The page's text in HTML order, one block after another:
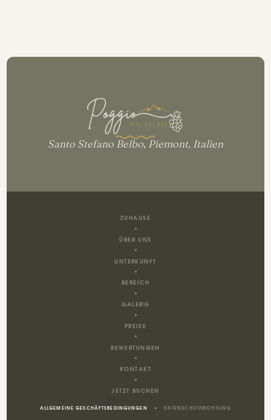
Santo Stefano Belbo, Piemont, Italien
ZUHAUSE
ÜBER UNS
UNTERKUNFT
BEREICH
GALERIE
PREISE
BEWERTUNGEN
KONTAKT
JETZT BUCHEN
ALLGEMEINE GESCHÄFTSBEDINGUNGEN DATENSCHUTZRICHTLINIE